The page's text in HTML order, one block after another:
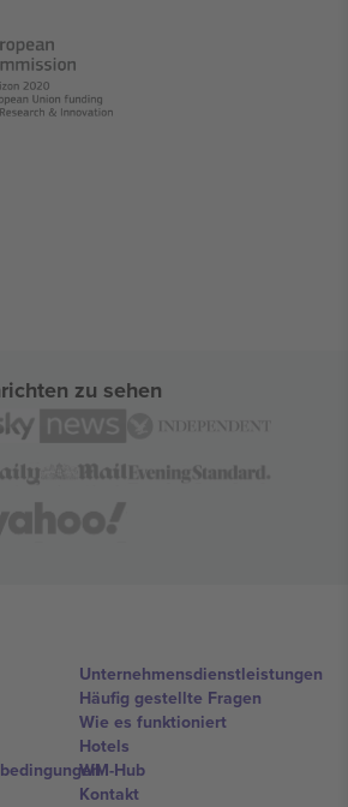
zu sehen
Unternehmensdienstleistungen
Häufig gestellte Fragen
Wie es funktioniert
Hotels
WM-Hub
Kontakt